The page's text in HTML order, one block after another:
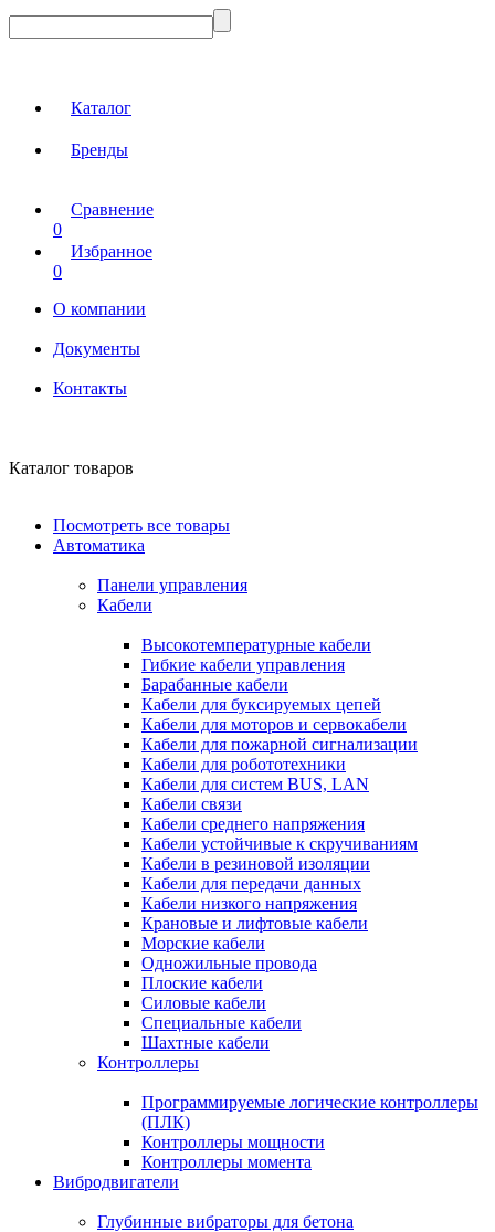
Каталог
Бренды
Сравнение
0
Избранное
0
О компании
Документы
Контакты
Каталог товаров
Посмотреть все товары
Автоматика
Панели управления
Кабели
Высокотемпературные кабели
Гибкие кабели управления
Барабанные кабели
Кабели для буксируемых цепей
Кабели для моторов и сервокабели
Кабели для пожарной сигнализации
Кабели для робототехники
Кабели для систем BUS, LAN
Кабели связи
Кабели среднего напряжения
Кабели устойчивые к скручиваниям
Кабели в резиновой изоляции
Кабели для передачи данных
Кабели низкого напряжения
Крановые и лифтовые кабели
Морские кабели
Одножильные провода
Плоские кабели
Силовые кабели
Специальные кабели
Шахтные кабели
Контроллеры
Программируемые логические контроллеры
(ПЛК)
Контроллеры мощности
Контроллеры момента
Вибродвигатели
Глубинные вибраторы для бетона